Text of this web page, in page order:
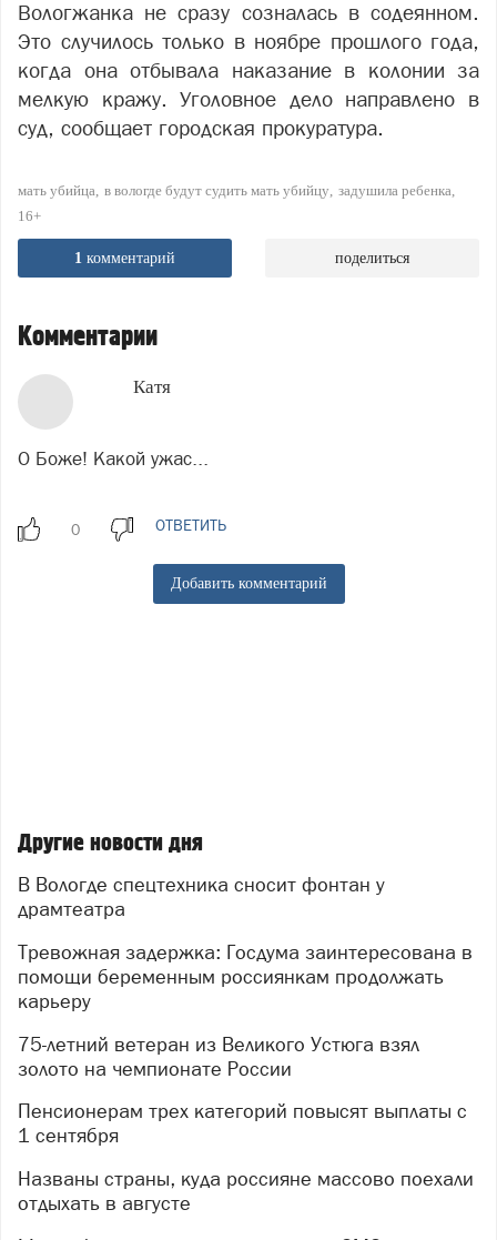
Вологжанка не сразу созналась в содеянном.
Это случилось только в ноябре прошлого года,
когда она отбывала наказание в колонии за
мелкую кражу. Уголовное дело направлено в
суд, сообщает городская прокуратура.
мать убийца в вологде будут судить мать убийцу задушила ребенка
16+
1 комментарий поделиться
Комментарии
Катя
О Боже! Какой ужас...
ОТВЕТИТЬ
Добавить комментарий
Другие новости дня
В Вологде спецтехника сносит фонтан у
драмтеатра
Тревожная задержка: Госдума заинтересована в
помощи беременным россиянкам продолжать
карьеру
75-летний ветеран из Великого Устюга взял
золото на чемпионате России
Пенсионерам трех категорий повысят выплаты с
1 сентября
Названы страны, куда россияне массово поехали
отдыхать в августе